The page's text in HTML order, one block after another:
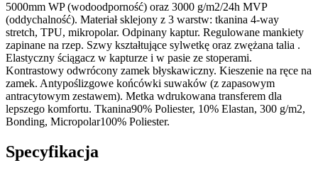
5000mm WP (wodoodporność) oraz 3000 g/m2/24h MVP
(oddychalność). Materiał sklejony z 3 warstw: tkanina 4-way
stretch, TPU, mikropolar. Odpinany kaptur. Regulowane mankiety
zapinane na rzep. Szwy kształtujące sylwetkę oraz zwężana talia .
Elastyczny ściągacz w kapturze i w pasie ze stoperami.
Kontrastowy odwrócony zamek błyskawiczny. Kieszenie na ręce na
zamek. Antypoślizgowe końcówki suwaków (z zapasowym
antracytowym zestawem). Metka wdrukowana transferem dla
lepszego komfortu. Tkanina90% Poliester, 10% Elastan, 300 g/m2,
Bonding, Micropolar100% Poliester.
Specyfikacja